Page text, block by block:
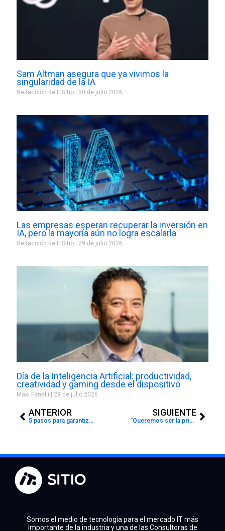
Sam Altman asegura que ya vivimos la
singularidad de la IA
Redacción de ITSitio 30 de julio 2026
Las empresas esperan recuperar la inversión en
IA, pero la mayoría aún no logra escalarla
Redacción de ITSitio 29 de julio 2026
Día de la Inteligencia Artificial: productividad,
creatividad y gaming desde el dispositivo
Maxi Fanelli 29 de julio 2026
ANTERIOR
5 pasos para garantizar que la IA generativa sea una IA segura
SIGUIENTE
“Queremos ser la primera marca en Latinoamérica”
Somos el medio de tecnología para el mercado IT más
importante de la industria y una de las Consultoras de